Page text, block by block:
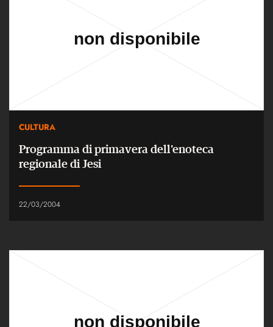
CULTURA
Programma di primavera dell'enoteca
regionale di Jesi
22/03/2004